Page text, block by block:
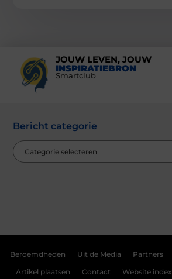
JOUW LEVEN, JOUW
INSPIRATIEBRON
Smartclub
Bericht categorie
Beroemdheden Uit de Media Partners
Artikel plaatsen Contact Website index